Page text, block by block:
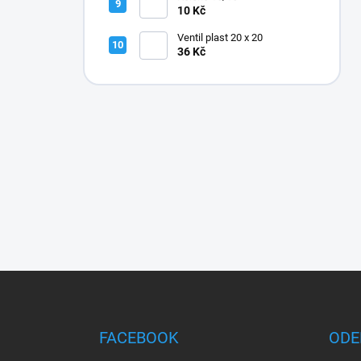
10 Kč
Ventil plast 20 x 20
36 Kč
FACEBOOK